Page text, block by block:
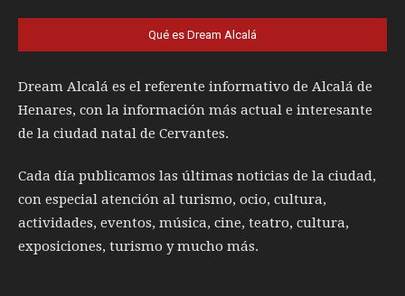
Qué es Dream Alcalá
Dream Alcalá es el referente informativo de Alcalá de
Henares, con la información más actual e interesante
de la ciudad natal de Cervantes.
Cada día publicamos las últimas noticias de la ciudad,
con especial atención al turismo, ocio, cultura,
actividades, eventos, música, cine, teatro, cultura,
exposiciones, turismo y mucho más.